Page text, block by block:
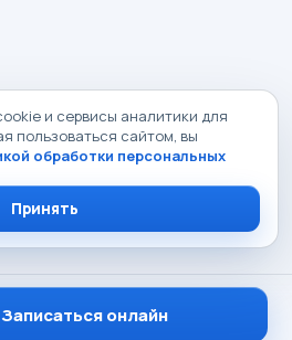
Записаться онлайн
и сервисы аналитики для
пользоваться сайтом, вы
обработки персональных
Принять